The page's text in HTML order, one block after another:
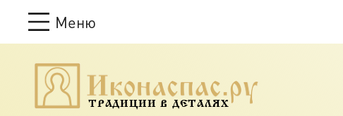
Меню
ТРАДИЦИИ В ДЕТАЛЯХ